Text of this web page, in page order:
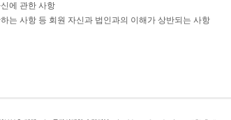
에 관한 사항
는 사항 등 회원 자신과 법인과의 이해가 상반되는 사항